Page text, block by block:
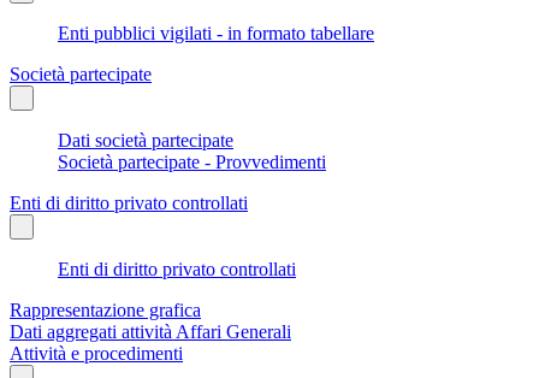
Enti pubblici vigilati - in formato tabellare
Società partecipate
Dati società partecipate
Società partecipate - Provvedimenti
Enti di diritto privato controllati
Enti di diritto privato controllati
Rappresentazione grafica
Dati aggregati attività Affari Generali
Attività e procedimenti